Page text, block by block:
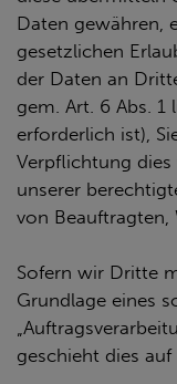
Daten gewähren,
gesetzlichen
der Daten an
gem. Art. 6 Abs. 1
erforderlich ist),
Verpflichtung
unserer
von Beauftragten,
Sofern wir Dritte
Grundlage eines
geschieht dies auf